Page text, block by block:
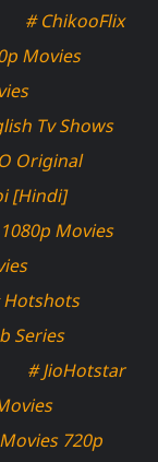
# ChikooFlix
Movies
Tv Shows
Original
[Hindi]
Movies
Hotshots
Series
# JioHotstar
720p